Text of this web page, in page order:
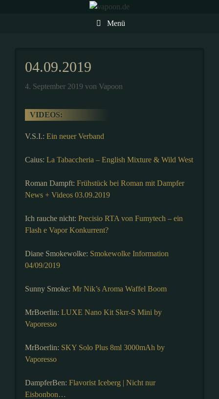
Menü
04.09.2019
4. September 2019 von Vapoon
VIDEOS:
V.S.I.: Ein neuer Verband
Caius: La Tabaccheria – English Mixture & Wild West
Roman Dampft: Frühstück bei Roman mit Dampfer
News + Videos 03.09.2019
Ich rauche nicht: Precisio RTA von Fumytech – ein
Flash e Vapor Konkurrent?
Diane Smokewolke: Smokewolke Information
04/09/2019
Sunny Smoke: Mr Nik’s Aroma Waffel Boom
MrBoerlin: LUXE Nano Kit Skrr-S Mini by
Vaporesso
MrBoerlin: SKY Solo Plus 8ml 3000mAh by
Vaporesso
DampferBen: Flavorist Iceberg | Nicht nur
Eisbonbon…